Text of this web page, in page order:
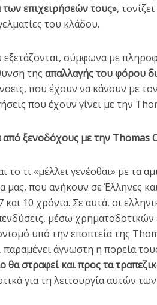
επιχειρήσεών τους»,
του κλάδου.
σύμφωνα με
της απαλλαγής του φόρου
που έχουν να κάνουν με
που έχουν γίνει με την
από ξενοδόχους με την Thomas
το τι «μέλλει γενέσθαι» με τα
που ανήκουν σε Έλληνες
10 χρόνια. Σε αυτά, οι
μέσω χρηματοδοτικών
υπό την εποπτεία της
παραμένει άγνωστη η πορεία
θα στραφεί και προς τα
για τη λειτουργία αυτών